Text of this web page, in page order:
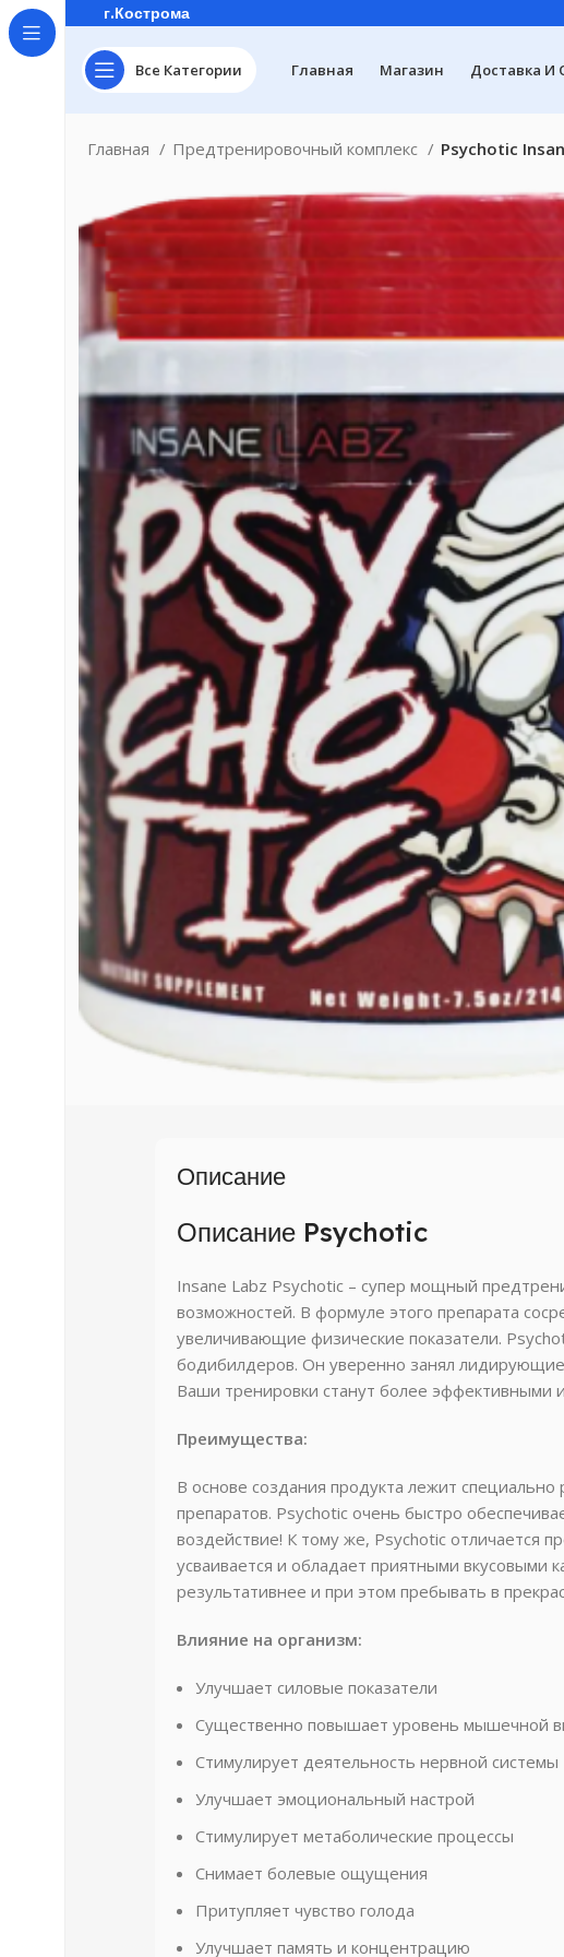
г.Кострома
Все Категории Главная Магазин Доставка И
Главная Предтренировочный комплекс Psychotiс
Описание
Описание Psychotic
Insane Labz Psychotic – супер мощный
возможностей. В формуле этого препарата
увеличивающие физические показатели.
бодибилдеров. Он уверенно занял лидирующие
Ваши тренировки станут более эффективными
Преимущества:
В основе создания продукта лежит
препаратов. Psychotic очень быстро
воздействие! К тому же, Psychotic отличается
усваивается и обладает приятными вкусовыми
результативнее и при этом пребывать в
Влияние на организм:
Улучшает силовые показатели
Существенно повышает уровень мышечной
Стимулирует деятельность нервной системы
Улучшает эмоциональный настрой
Стимулирует метаболические процессы
Снимает болевые ощущения
Притупляет чувство голода
Улучшает память и концентрацию